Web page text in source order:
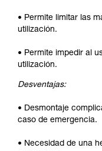
• Permite limitar las
utilización.
• Permite impedir al
utilización.
Desventajas:
• Desmontaje
caso de emergencia.
• Necesidad de una